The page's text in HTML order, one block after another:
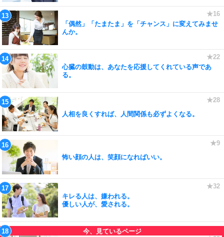
「偶然」「たまたま」を「チャンス」に変えてみませ
んか。
心臓の鼓動は、あなたを応援してくれている声であ
る。
人相を良くすれば、人間関係も必ずよくなる。
怖い顔の人は、笑顔になればいい。
キレる人は、嫌われる。
優しい人が、愛される。